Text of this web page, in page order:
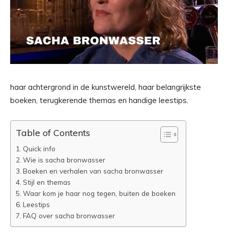
haar achtergrond in de kunstwereld, haar belangrijkste
boeken, terugkerende themas en handige leestips.
Table of Contents
Quick info
Wie is sacha bronwasser
Boeken en verhalen van sacha bronwasser
Stijl en themas
Waar kom je haar nog tegen, buiten de boeken
Leestips
FAQ over sacha bronwasser